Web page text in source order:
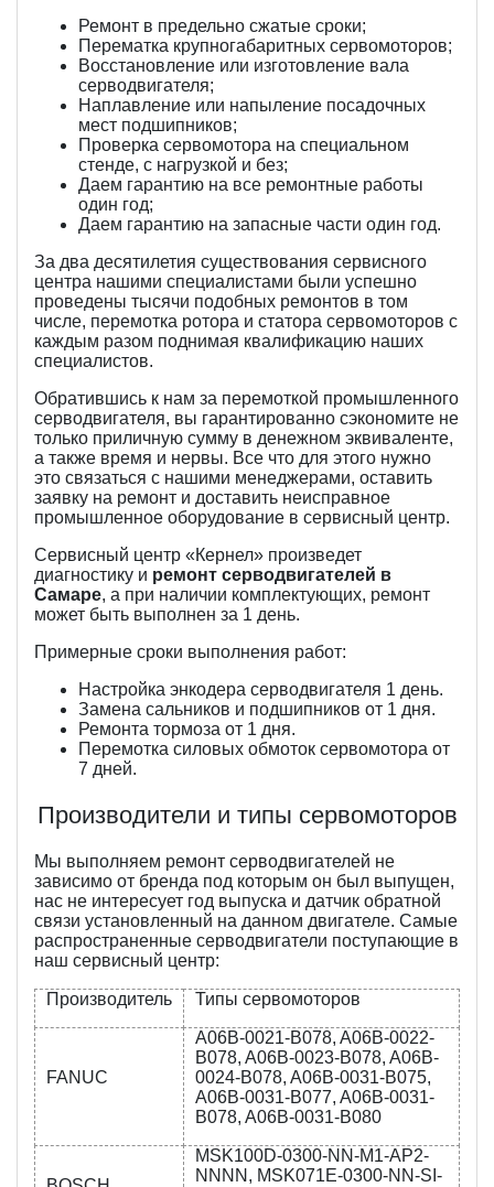
Ремонт в предельно сжатые сроки;
Перематка крупногабаритных сервомоторов;
Восстановление или изготовление вала
серводвигателя;
Наплавление или напыление посадочных
мест подшипников;
Проверка сервомотора на специальном
стенде, с нагрузкой и без;
Даем гарантию на все ремонтные работы
один год;
Даем гарантию на запасные части один год.
За два десятилетия существования сервисного
центра нашими специалистами были успешно
проведены тысячи подобных ремонтов в том
числе, перемотка ротора и статора сервомоторов с
каждым разом поднимая квалификацию наших
специалистов.
Обратившись к нам за перемоткой промышленного
серводвигателя, вы гарантированно сэкономите не
только приличную сумму в денежном эквиваленте,
а также время и нервы. Все что для этого нужно
это связаться с нашими менеджерами, оставить
заявку на ремонт и доставить неисправное
промышленное оборудование в сервисный центр.
Сервисный центр «Кернел» произведет
диагностику и ремонт серводвигателей в
Самаре, а при наличии комплектующих, ремонт
может быть выполнен за 1 день.
Примерные сроки выполнения работ:
Настройка энкодера серводвигателя 1 день.
Замена сальников и подшипников от 1 дня.
Ремонта тормоза от 1 дня.
Перемотка силовых обмоток сервомотора от
7 дней.
Производители и типы сервомоторов
Мы выполняем ремонт серводвигателей не
зависимо от бренда под которым он был выпущен,
нас не интересует год выпуска и датчик обратной
связи установленный на данном двигателе. Самые
распространенные серводвигатели поступающие в
наш сервисный центр:
Производитель Типы сервомоторов
FANUC
A06B-0021-B078, A06B-0022-
B078, A06B-0023-B078, A06B-
0024-B078, A06B-0031-B075,
A06B-0031-B077, A06B-0031-
B078, A06B-0031-B080
MSK100D-0300-NN-M1-AP2-
NNNN, MSK071E-0300-NN-SI-